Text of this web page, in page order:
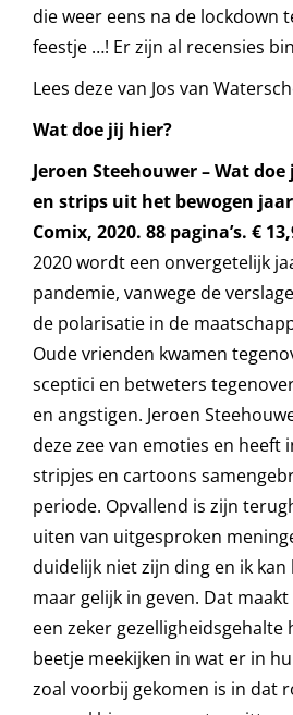
die weer eens na de lockdown
feestje …! Er zijn al recensies
Lees deze van Jos van
Wat doe jij hier?
Jeroen Steehouwer – Wat
en strips uit het bewogen
Comix, 2020. 88 pagina’s. €
2020 wordt een onvergetelijk
pandemie, vanwege de
de polarisatie in de
Oude vrienden kwamen
sceptici en betweters
en angstigen. Jeroen
deze zee van emoties en heeft
stripjes en cartoons
periode. Opvallend is zijn
uiten van uitgesproken
duidelijk niet zijn ding en ik kan
maar gelijk in geven. Dat
een zeker gezelligheidsgehalte
beetje meekijken in wat er in
zoal voorbij gekomen is in dat